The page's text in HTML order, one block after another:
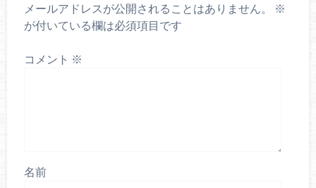
メールアドレスが公開されることはありません。
※
が付いている欄は必須項目です
コメント ※
名前